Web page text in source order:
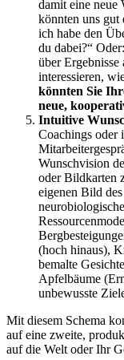
damit eine
könnten uns gut
ich habe den
du dabei?“
über Ergebnisse
interessieren,
könnten Sie
neue,
Intuitive
Coachings oder
Wunschvision
oder Bildkarten
eigenen Bild
(hoch hinaus),
bemalte
Apfelbäume
unbewusste
Mit diesem Schema
auf eine zweite,
auf die Welt oder Ihr